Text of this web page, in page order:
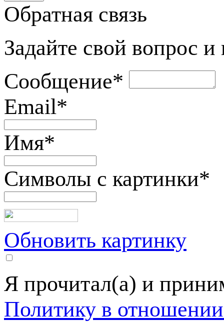
Обратная связь
Задайте свой вопрос
Сообщение*
Email*
Имя*
Символы с картинки*
Обновить картинку
Я прочитал(а) и
Политику в